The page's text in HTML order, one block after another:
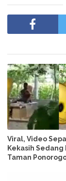
Viral, Video
Kekasih Sedang
Taman